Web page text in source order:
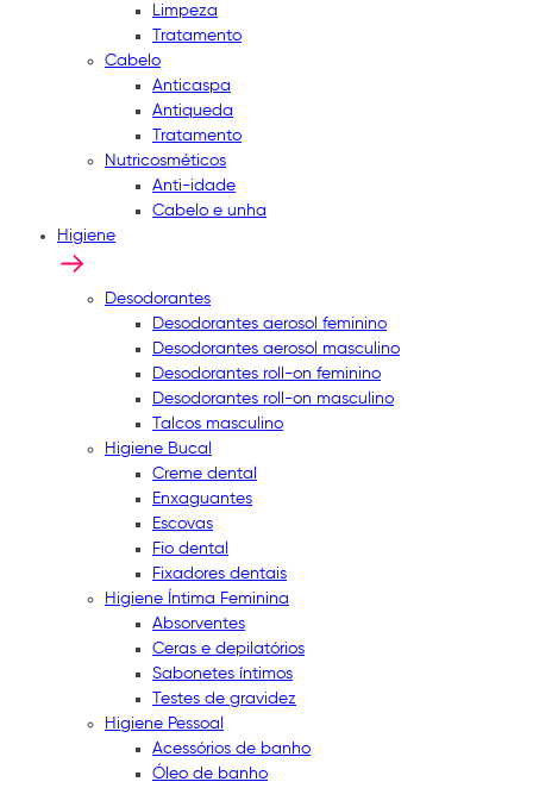
Limpeza
Tratamento
Cabelo
Anticaspa
Antiqueda
Tratamento
Nutricosméticos
Anti-idade
Cabelo e unha
Higiene
Desodorantes
Desodorantes aerosol feminino
Desodorantes aerosol masculino
Desodorantes roll-on feminino
Desodorantes roll-on masculino
Talcos masculino
Higiene Bucal
Creme dental
Enxaguantes
Escovas
Fio dental
Fixadores dentais
Higiene Íntima Feminina
Absorventes
Ceras e depilatórios
Sabonetes íntimos
Testes de gravidez
Higiene Pessoal
Acessórios de banho
Óleo de banho